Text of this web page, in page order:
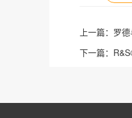
上一篇： 罗
下一篇：